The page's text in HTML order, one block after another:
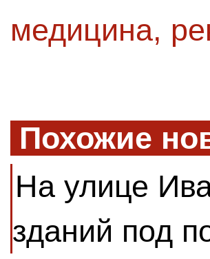
медицина,
Похожие
На улице
зданий под